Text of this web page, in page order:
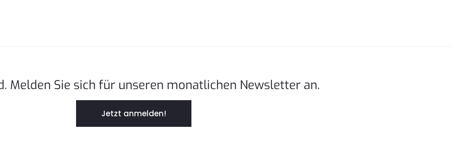
Melden Sie sich für unseren monatlichen Newsletter an.
Jetzt anmelden!